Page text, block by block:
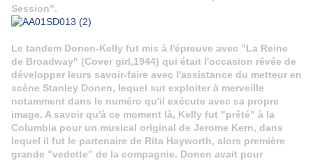
Session".
Le tandem Donen-Kelly fut mis à l'épreuve avec "La Reine
de Broadway" (Cover girl,1944) qui était l'occasion rêvée de
développer leurs savoir-faire avec l'assistance du metteur en
scène Stanley Donen, lequel sut exploiter à merveille
notamment dans le numéro qu'il exécute avec sa propre
image. A savoir qu'à ce moment là, Kelly fut "prêté" à la
Columbia pour un musical original de Jerome Kern, dans
lequel il fut le partenaire de Rita Hayworth, alors première
grande "vedette" de la compagnie. Donen avait pour